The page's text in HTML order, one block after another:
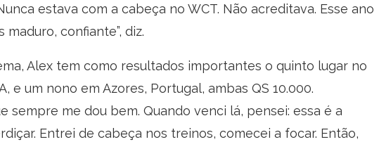
estava com a cabeça no WCT. Não acreditava. Esse ano
confiante”, diz.
Alex tem como resultados importantes o quinto lugar no
e um nono em Azores, Portugal, ambas QS 10.000.
sempre me dou bem. Quando venci lá, pensei: essa é a
Entrei de cabeça nos treinos, comecei a focar. Então,